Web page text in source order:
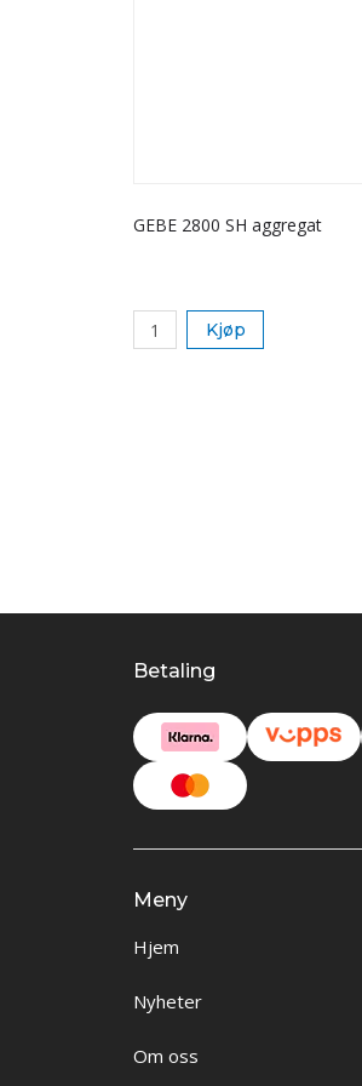
GEBE 2800 SH aggregat
Kjøp
Betaling
Meny
Hjem
Nyheter
Om oss